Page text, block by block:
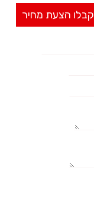
קבלו הצעת מחיר